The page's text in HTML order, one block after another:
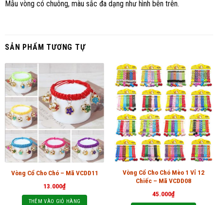
Mẫu vòng có chuông, màu sắc đa dạng như hình bên trên.
SẢN PHẨM TƯƠNG TỰ
Vòng Cổ Cho Chó – Mã VCDD11
13.000₫
THÊM VÀO GIỎ HÀNG
Vòng Cổ Cho Chó Mèo 1 Vỉ 12
Chiếc – Mã VCDD08
45.000₫